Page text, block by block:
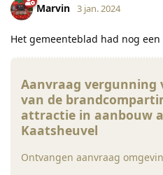
Marvin 3 jan. 2024
Het gemeenteblad had nog
Aanvraag vergunning
van de
attractie in aanbouw
Kaatsheuvel
Ontvangen aanvraag